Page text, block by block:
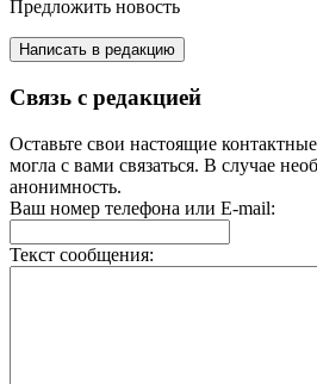
Предложить новость
Написать в редакцию
Связь с редакцией
Оставьте свои настоящие
могла с вами связаться. В случае
анонимность.
Ваш номер телефона или E-mail:
Текст сообщения: